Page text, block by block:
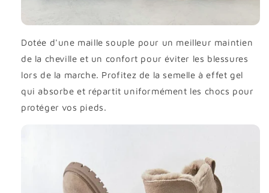
Dotée d'une maille souple pour un meilleur maintien
de la cheville et un confort pour éviter les blessures
lors de la marche. Profitez de la semelle à effet gel
qui absorbe et répartit uniformément les chocs pour
protéger vos pieds.